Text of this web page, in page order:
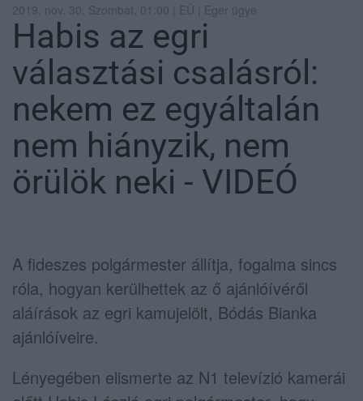
2019. nov. 30. Szombat, 01:00 | EÜ | Eger ügye
Habis az egri
választási csalásról:
nekem ez egyáltalán
nem hiányzik, nem
örülök neki - VIDEÓ
A fideszes polgármester állítja, fogalma sincs
róla, hogyan kerülhettek az ő ajánlóívéről
aláírások az egri kamujelölt, Bódás Bianka
ajánlóíveire.
Lényegében elismerte az N1 televízió kamerái